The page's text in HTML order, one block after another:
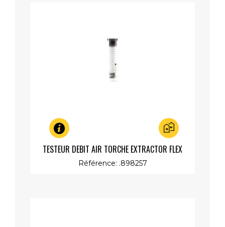
TESTEUR DEBIT AIR TORCHE EXTRACTOR FLEX
300/500
Référence: .898257